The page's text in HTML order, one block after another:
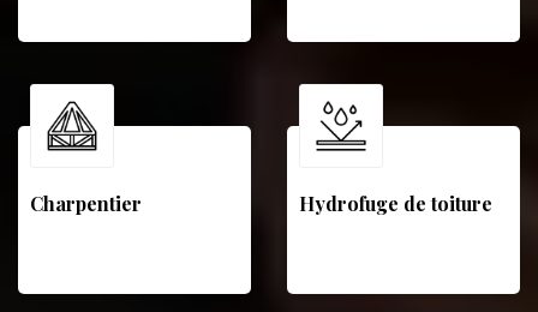
Charpentier Hydrofuge de toiture